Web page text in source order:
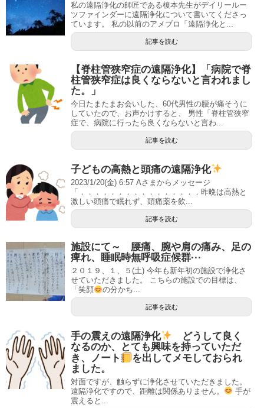
私の遠隔浄化の師匠である榎本先生がデイリールー
ツファインダーに遠隔浄化について書いてくださっ
ています。 私の以前のアメブロ「遠隔浄化と...
記事を読む
【脊柱管狭窄症の遠隔浄化】「病院で脊
柱管狭窄症は良くならないと言われまし
た。」
今日たまたまお会いした、60代男性の腰が痛そうに
していたので、お声かけすると、 男性「脊柱管狭窄
症で、病院に行ったら良くならないと言わ...
記事を読む
子どもの高熱と頭痛の遠隔浄化
2023/1/20(金) 6:57 Aさまからメッセージ
「．．．．．．．．．．．．．．．．昨晩は高熱と
激しい頭痛で眠れず、頭痛薬を飲...
記事を読む
施設にて～ 腰痛、腕や肩の痛み、足の
痺れ、睡眠時無呼吸症候群···
２０１９、１、５(土) 今年も新年初の施設で浄化さ
せていただきました。 こちらの施設での目標は、
「笑顔
の分かち...
記事を読む
手の震えの遠隔浄化
どうして良く
なるのか、とても興味を持っていただ
き、ノート
を出してメモしておられ
ました。
対面ですが、触らずに浄化させていただきました。
遠隔浄化ですので、距離は関係ありません。
手が
震えると...